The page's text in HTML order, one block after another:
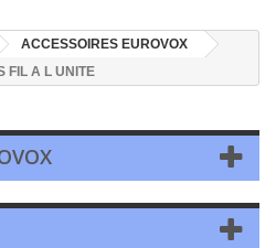
ACCESSOIRES EUROVOX
FIL A L UNITE